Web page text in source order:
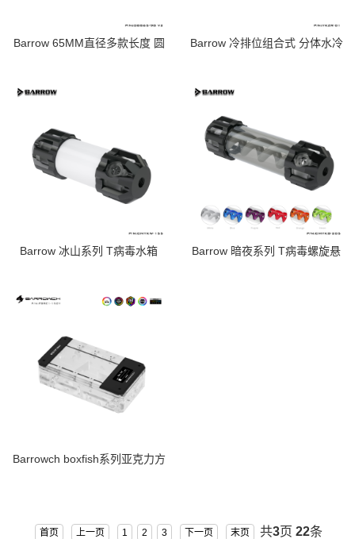
Barrow 65MM直径多款长度 圆
Barrow 冷排位组合式 分体水冷
Barrow 冰山系列 T病毒水箱
Barrow 暗夜系列 T病毒螺旋悬
Barrowch boxfish系列亚克力方
首页 上一页 1 2 3 下一页 末页 共3页 22条